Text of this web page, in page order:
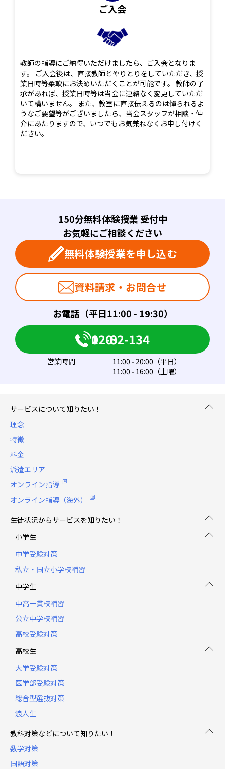
ご入会
教師の指導にご納得いただけましたら、ご入会となりま
す。 ご入会後は、直接教師とやりとりをしていただき、授
業日時等柔軟にお決めいただくことが可能です。 教師の了
承があれば、授業日時等は当会に連絡なく変更していただ
いて構いません。 また、教室に直接伝えるのは憚られるよ
うなご要望等がございましたら、当会スタッフが相談・仲
介にあたりますので、いつでもお気兼ねなくお申し付けく
ださい。
お電話（平日11:00 - 19:30）
150分無料体験授業 受付中
お気軽にご相談ください
0120-082-134
無料体験授業を申し込む
営業時間
11:00 - 20:00（平日）
11:00 - 16:00（土曜）
資料請求・お問合せ
サービスについて知りたい！
理念
特徴
料金
派遣エリア
オンライン指導
オンライン指導（海外）
生徒状況からサービスを知りたい！
小学生
中学受験対策
私立・国立小学校補習
中学生
中高一貫校補習
公立中学校補習
高校受験対策
高校生
大学受験対策
医学部受験対策
総合型選抜対策
浪人生
教科対策などについて知りたい！
数学対策
国語対策